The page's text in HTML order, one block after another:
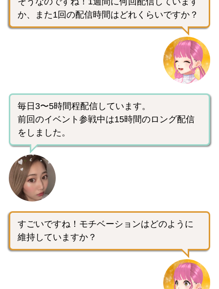
か、また1回の配信時間はどれくらいですか？
毎日3〜5時間程配信しています。
前回のイベント参戦中は15時間のロング配信
をしました。
すごいですね！モチベーションはどのように
維持していますか？